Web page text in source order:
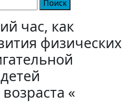
час, как
физических
«